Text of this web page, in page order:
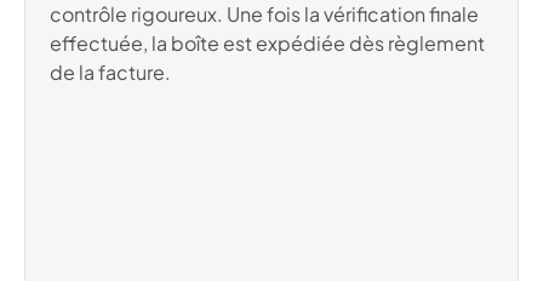
contrôle rigoureux. Une fois la vérification finale
effectuée, la boîte est expédiée dès règlement
de la facture.